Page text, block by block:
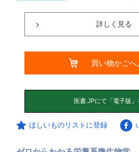
詳しく見る
買い物かごへ
ほしいものリストに登録